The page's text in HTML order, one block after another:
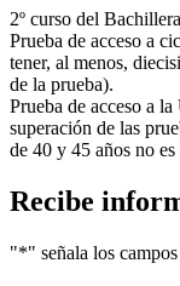
2º curso del
Prueba de acceso a
tener, al menos,
de la prueba).
Prueba de acceso a
superación de las
de 40 y 45 años no
Recibe
"*" señala los